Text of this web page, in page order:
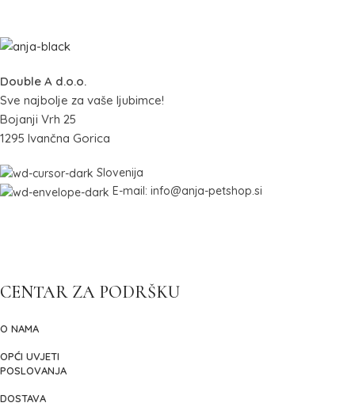
Double A d.o.o.
Sve najbolje za vaše ljubimce!
Bojanji Vrh 25
1295 Ivančna Gorica
Slovenija
E-mail: info@anja-petshop.si
CENTAR ZA PODRŠKU
O NAMA
OPĆI UVJETI
POSLOVANJA
DOSTAVA